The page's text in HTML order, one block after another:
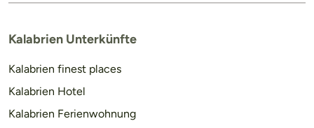
Kalabrien Unterkünfte
Kalabrien finest places
Kalabrien Hotel
Kalabrien Ferienwohnung